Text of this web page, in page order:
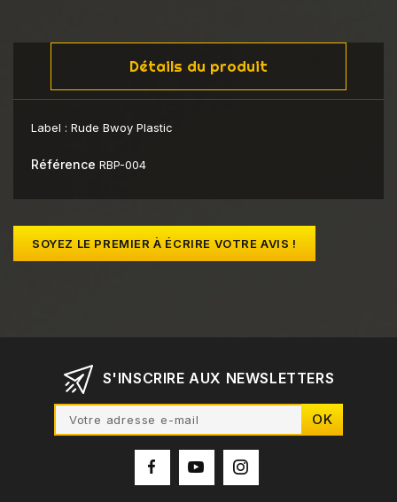
Détails du produit
Label : Rude Bwoy Plastic
Référence RBP-004
SOYEZ LE PREMIER À ÉCRIRE VOTRE AVIS !
S'INSCRIRE AUX NEWSLETTERS